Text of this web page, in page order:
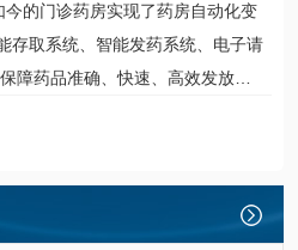
的门诊药房实现了药房自动化变
存取系统、智能发药系统、电子请
障药品准确、快速、高效发放…